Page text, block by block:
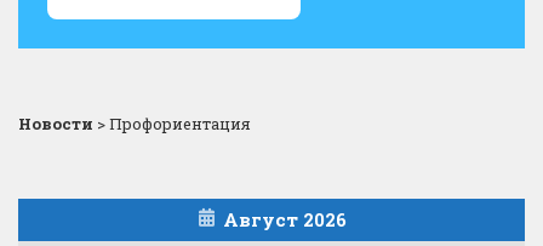
Новости >Профориентация
Август 2026